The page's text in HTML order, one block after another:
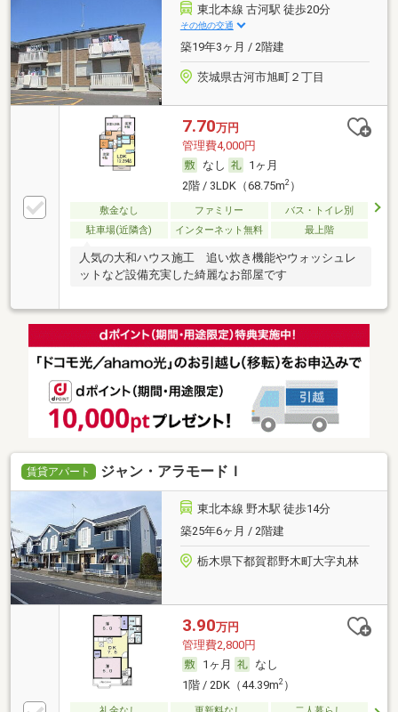
東北本線 古河駅 徒歩20分
その他の交通
築19年3ヶ月 / 2階建
茨城県古河市旭町２丁目
7.70万円
管理費4,000円
なし
1ヶ月
2階 / 3LDK（68.75m2）
敷金なし ファミリー
バス・トイレ別
駐車場(近隣含)
インターネット無料 最上階
人気の大和ハウス施工 追い炊き機能やウォッシュレ
ットなど設備充実した綺麗なお部屋です
賃貸アパート ジャン・アラモードＩ
東北本線 野木駅 徒歩14分
築25年6ヶ月 / 2階建
栃木県下都賀郡野木町大字丸林
3.90万円
管理費2,800円
1ヶ月
なし
1階 / 2DK（44.39m2）